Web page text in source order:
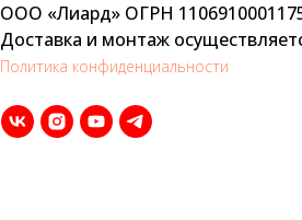
ООО «Лиард» ОГРН
Доставка и монтаж
Политика конфиденциальности